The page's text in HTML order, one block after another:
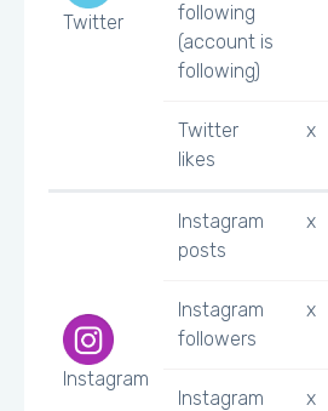
Twitter
following
(account is
following)
Twitter
likes
x
Instagram
Instagram
posts
x
Instagram
followers
x
Instagram
x